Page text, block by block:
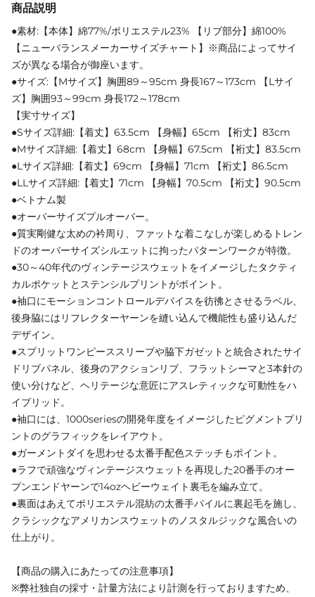
商品説明
●素材:【本体】綿77%/ポリエステル23% 【リブ部分】綿100%
【ニューバランスメーカーサイズチャート】※商品によってサイ
ズが異なる場合が御座います。
●サイズ:【Mサイズ】胸囲89～95cm 身長167～173cm 【Lサイ
ズ】胸囲93～99cm 身長172～178cm
【実寸サイズ】
●Sサイズ詳細:【着丈】63.5cm 【身幅】65cm 【裄丈】83cm
●Mサイズ詳細:【着丈】68cm 【身幅】67.5cm 【裄丈】83.5cm
●Lサイズ詳細:【着丈】69cm 【身幅】71cm 【裄丈】86.5cm
●LLサイズ詳細:【着丈】71cm 【身幅】70.5cm 【裄丈】90.5cm
●ベトナム製
●オーバーサイズプルオーバー。
●質実剛健な太めの衿周り、ファットな着こなしが楽しめるトレン
ドのオーバーサイズシルエットに拘ったパターンワークが特徴。
●30～40年代のヴィンテージスウェットをイメージしたタクティ
カルポケットとステンシルプリントがポイント。
●袖口にモーションコントロールデバイスを彷彿とさせるラベル、
後身脇にはリフレクターヤーンを縫い込んで機能性も盛り込んだ
デザイン。
●スプリットワンピーススリーブや脇下ガゼットと統合されたサイ
ドリブパネル、後身のアクションリブ、フラットシーマと3本針の
使い分けなど、ヘリテージな意匠にアスレティックな可動性をハ
イブリッド。
●袖口には、1000seriesの開発年度をイメージしたピグメントプリ
ントのグラフィックをレイアウト。
●ガーメントダイを思わせる太番手配色ステッチもポイント。
●ラフで頑強なヴィンテージスウェットを再現した20番手のオー
プンエンドヤーンで14ozヘビーウェイト裏毛を編み立て。
●裏面はあえてポリエステル混紡の太番手パイルに裏起毛を施し、
クラシックなアメリカンスウェットのノスタルジックな風合いの
仕上がり。
【商品の購入にあたっての注意事項】
※弊社独自の採寸・計量方法により計測を行っておりますため、